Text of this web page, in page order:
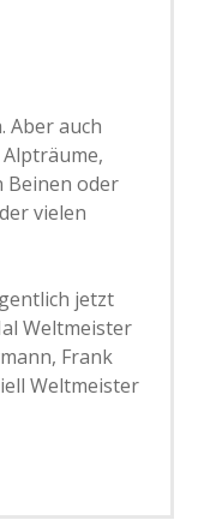
Aber auch
Beinen oder
vielen
jetzt
Weltmeister
Frank
Weltmeister